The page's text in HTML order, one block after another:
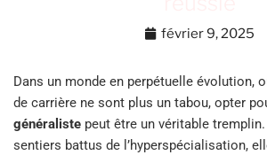
février 9, 2025
Dans un monde en perpétuelle évolution,
de carrière ne sont plus un tabou, opter
généraliste peut être un véritable
sentiers battus de l’hyperspécialisation,